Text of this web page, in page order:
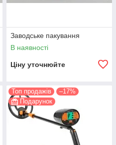
Заводське пакування
В наявності
Ціну уточнюйте
Топ продажів
–17%
Подарунок